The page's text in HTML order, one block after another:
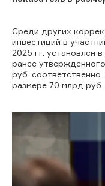
Среди других
инвестиций в
2025 гг. установлен
ранее
руб.
размере 70 млрд руб.